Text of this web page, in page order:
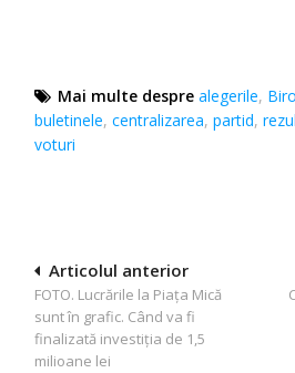
Mai multe despre alegerile,
buletinele,centralizarea,partid,
voturi
Navigare
în
articole
Articolul anterior
FOTO. Lucrările la Piața Mică
sunt în grafic. Când va fi
finalizată investiția de 1,5
milioane lei